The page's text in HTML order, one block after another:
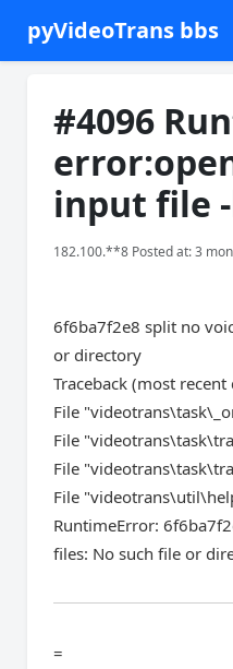
pyVideoTrans bbs
#4096
input file
182.100.**8 Posted at: 3
6f6ba7f2e8 split no
or directory
Traceback (most recent
File
File
File
File
RuntimeError:
files: No such file or
=